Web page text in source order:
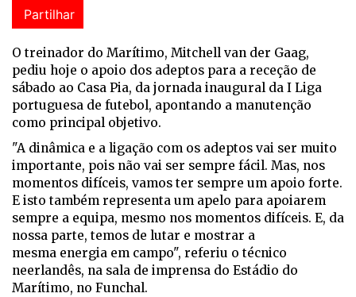
Partilhar
O treinador do Marítimo, Mitchell van der Gaag,
pediu hoje o apoio dos adeptos para a receção de
sábado ao Casa Pia, da jornada inaugural da I Liga
portuguesa de futebol, apontando a manutenção
como principal objetivo.
"A dinâmica e a ligação com os adeptos vai ser muito
importante, pois não vai ser sempre fácil. Mas, nos
momentos difíceis, vamos ter sempre um apoio forte.
E isto também representa um apelo para apoiarem
sempre a equipa, mesmo nos momentos difíceis. E, da
nossa parte, temos de lutar e mostrar a
mesma energia em campo", referiu o técnico
neerlandês, na sala de imprensa do Estádio do
Marítimo, no Funchal.